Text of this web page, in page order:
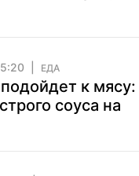
ЕДА
к мясу:
соуса на